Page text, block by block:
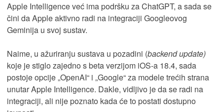
Apple Intelligence već ima podršku za ChatGPT, a sada se
čini da Apple aktivno radi na integraciji Googleovog
Geminija u svoj sustav.
Naime, u ažuriranju sustava u pozadini (backend update)
koje je stiglo zajedno s beta verzijom iOS-a 18.4, sada
postoje opcije „OpenAI“ i „Google“ za modele trećih strana
unutar Apple Intelligence. Dakle, vidljivo je da se radi na
integraciji, ali nije poznato kada će to postati dostupno